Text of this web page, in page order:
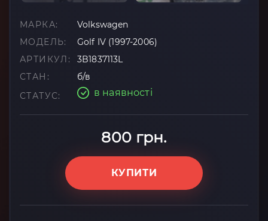
МАРКА:
Volkswagen
МОДЕЛЬ:
Golf IV (1997-2006)
АРТИКУЛ:
3B1837113L
СТАН:
б/в
СТАТУС:
в наявності
800 грн.
КУПИТИ